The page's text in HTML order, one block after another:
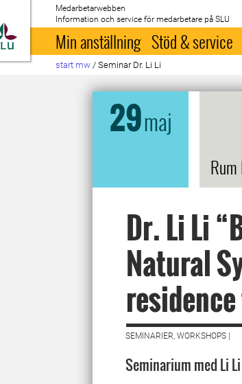
Till startsida
Medarbetarwebben
Information och service för medarbetare på SLU
Min anställning Stöd & service
start mw / Seminar Dr. Li Li
29maj
Dr. Li Li
Natural
SEMINARIER, WORKSHOPS |
Seminarium med Li